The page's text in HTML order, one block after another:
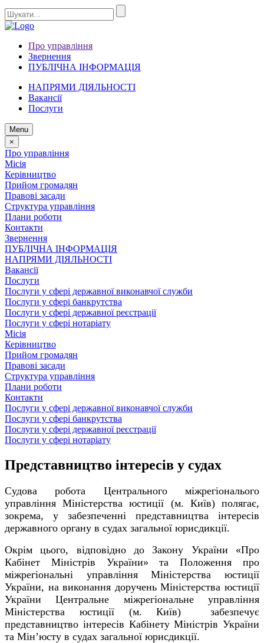
Про управління
Звернення
ПУБЛІЧНА ІНФОРМАЦІЯ
НАПРЯМИ ДІЯЛЬНОСТІ
Вакансії
Послуги
Menu
×
Про управління
Місія
Керівництво
Прийом громадян
Правові засади
Структура управління
Плани роботи
Контакти
Звернення
ПУБЛІЧНА ІНФОРМАЦІЯ
НАПРЯМИ ДІЯЛЬНОСТІ
Вакансії
Послуги
Послуги у сфері державної виконавчої служби
Послуги у сфері банкрутства
Послуги у сфері державної реєстрації
Послуги у сфері нотаріату
Місія
Керівництво
Прийом громадян
Правові засади
Структура управління
Плани роботи
Контакти
Послуги у сфері державної виконавчої служби
Послуги у сфері банкрутства
Послуги у сфері державної реєстрації
Послуги у сфері нотаріату
Представництво інтересів у судах
Судова робота Центрального міжрегіональого
управління Міністерства юстиції (м. Київ) полягає,
зокрема, у забезпеченні представництва інтересів
державного органу в судах загальної юрисдикції.
Окрім цього, відповідно до Закону України «Про
Кабінет Міністрів України» таПоложення про
міжрегіональні управлінняМіністерства юстиції
України, на виконання доручень Міністерства юстиції
України Центральне міжрегіональне управління
Міністерства юстиції (м. Київ) забезпечує
представництво інтересів Кабінету Міністрів України
та Мін’юсту в судах загальної юрисдикції.